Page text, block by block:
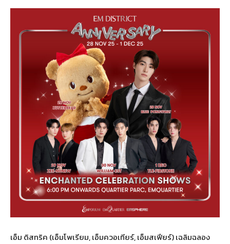
เอ็ม ดิสทริค (เอ็มโพเรียม, เอ็มควอเทียร์, เอ็มสเฟียร์) เฉลิมฉลอง